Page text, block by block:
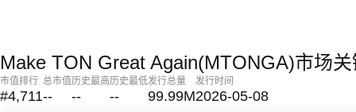
Make TON Great Again(MTONGA)市场
市值排行
#4,711
总市值
--
历史最高
--
历史最低
--
发行总量
99.99M
发行时间
2026-05-08